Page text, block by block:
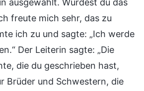
freute mich sehr, das zu
ich zu und sagte: „Ich werde
Der Leiterin sagte: „Die
die du geschrieben hast,
Brüder und Schwestern, die